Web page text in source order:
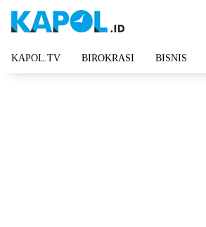
KAPOL.TV BIROKRASI BISNIS